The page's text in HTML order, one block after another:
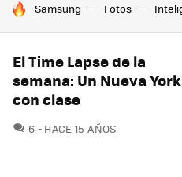
HOY SE HABLA DE
Samsung Fotos
El Time Lapse de la
semana: Un Nueva York
con clase
6 COMENTARIOS
HACE 15 AÑOS